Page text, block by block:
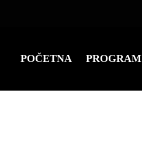
POČETNA PROGRAM